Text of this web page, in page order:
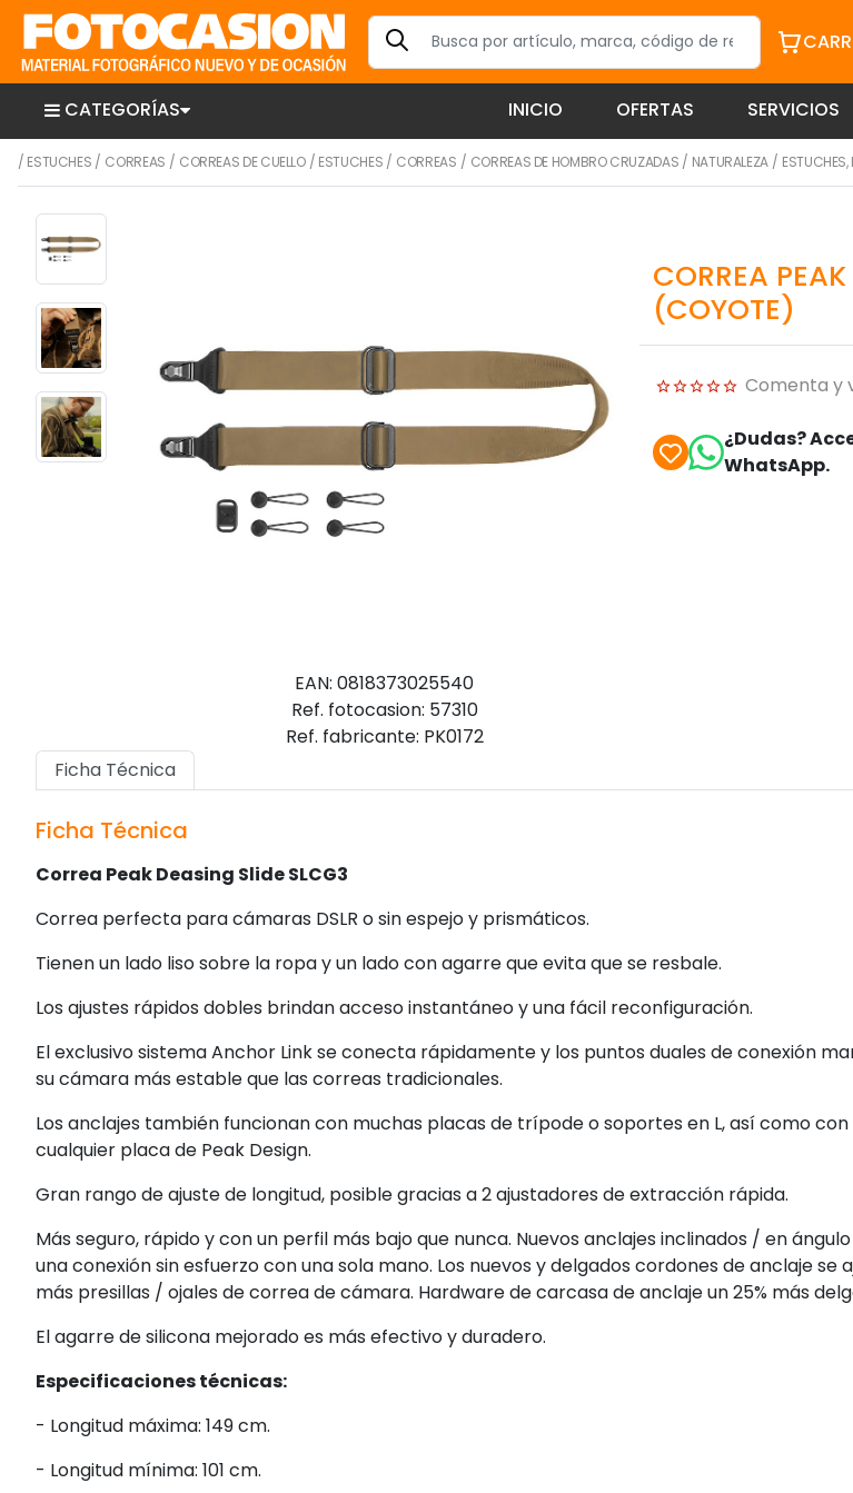
CATEGORÍAS INICIO OFERTAS SERVICIOS
/ ESTUCHES / CORREAS / CORREAS DE CUELLO / ESTUCHES / CORREAS / CORREAS DE HOMBRO CRUZADAS / NATURALEZA /
EAN: 0818373025540
Ref. fotocasion: 57310
Ref. fabricante: PK0172
CORREA
(COYOTE)
Comenta y
¿Dudas?
WhatsApp.
Ficha Técnica
Ficha Técnica
Correa Peak Deasing Slide SLCG3
Correa perfecta para cámaras DSLR o sin espejo y prismáticos.
Tienen un lado liso sobre la ropa y un lado con agarre que evita que se resbale.
Los ajustes rápidos dobles brindan acceso instantáneo y una fácil reconfiguración.
El exclusivo sistema Anchor Link se conecta rápidamente y los puntos duales de conexión
su cámara más estable que las correas tradicionales.
Los anclajes también funcionan con muchas placas de trípode o soportes en L, así como con
cualquier placa de Peak Design.
Gran rango de ajuste de longitud, posible gracias a 2 ajustadores de extracción rápida.
Más seguro, rápido y con un perfil más bajo que nunca. Nuevos anclajes inclinados / en
una conexión sin esfuerzo con una sola mano. Los nuevos y delgados cordones de anclaje se
más presillas / ojales de correa de cámara. Hardware de carcasa de anclaje un 25% más
El agarre de silicona mejorado es más efectivo y duradero.
Especificaciones técnicas:
- Longitud máxima: 149 cm.
- Longitud mínima: 101 cm.